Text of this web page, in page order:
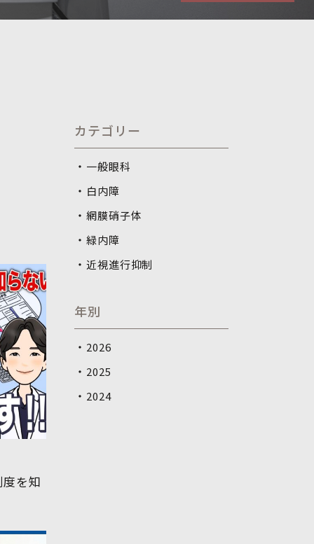
を知
カテゴリー
一般眼科
白内障
網膜硝子体
緑内障
近視進行抑制
年別
2026
2025
2024